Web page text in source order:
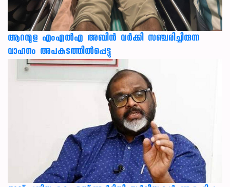
ആറന്മുള എംഎൽഎ അബിൻ വർക്കി സഞ്ചരിച്ചിരുന്ന
വാഹനം അപകടത്തിൽപ്പെട്ടു